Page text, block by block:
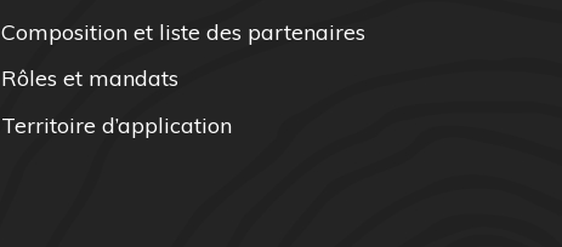
Composition et liste des partenaires
Rôles et mandats
Territoire d’application